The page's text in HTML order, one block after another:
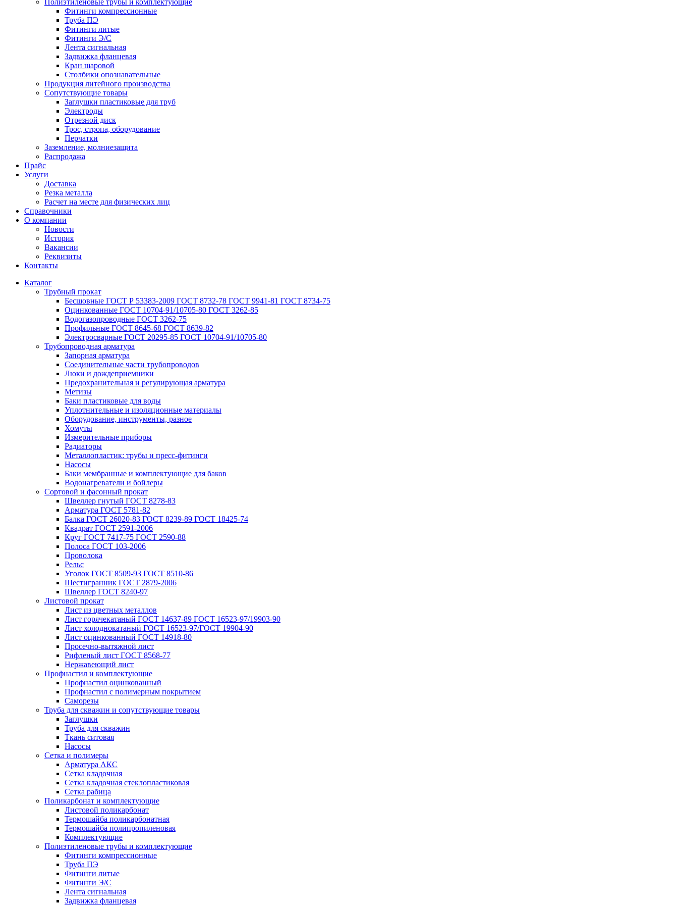
Полиэтиленовые трубы и комплектующие
Фитинги компрессионные
Труба ПЭ
Фитинги литые
Фитинги Э/С
Лента сигнальная
Задвижка фланцевая
Кран шаровой
Столбики опознавательные
Продукция литейного производства
Сопутствующие товары
Заглушки пластиковые для труб
Электроды
Отрезной диск
Трос, стропа, оборудование
Перчатки
Заземление, молниезащита
Распродажа
Прайс
Услуги
Доставка
Резка металла
Расчет на месте для физических лиц
Справочники
О компании
Новости
История
Вакансии
Реквизиты
Контакты
Каталог
Трубный прокат
Беcшовные ГОСТ Р 53383-2009 ГОСТ 8732-78 ГОСТ 9941-81 ГОСТ 8734-75
Оцинкованные ГОСТ 10704-91/10705-80 ГОСТ 3262-85
Водогазопроводные ГОСТ 3262-75
Профильные ГОСТ 8645-68 ГОСТ 8639-82
Электросварные ГОСТ 20295-85 ГОСТ 10704-91/10705-80
Трубопроводная арматура
Запорная арматура
Соединительные части трубопроводов
Люки и дождеприемники
Предохранительная и регулирующая арматура
Метизы
Баки пластиковые для воды
Уплотнительные и изоляционные материалы
Оборудование, инструменты, разное
Хомуты
Измерительные приборы
Радиаторы
Металлопластик: трубы и пресс-фитинги
Насосы
Баки мембранные и комплектующие для баков
Водонагреватели и бойлеры
Сортовой и фасонный прокат
Швеллер гнутый ГОСТ 8278-83
Арматура ГОСТ 5781-82
Балка ГОСТ 26020-83 ГОСТ 8239-89 ГОСТ 18425-74
Квадрат ГОСТ 2591-2006
Круг ГОСТ 7417-75 ГОСТ 2590-88
Полоса ГОСТ 103-2006
Проволока
Рельс
Уголок ГОСТ 8509-93 ГОСТ 8510-86
Шестигранник ГОСТ 2879-2006
Швеллер ГОСТ 8240-97
Листовой прокат
Лист из цветных металлов
Лист горячекатаный ГОСТ 14637-89 ГОСТ 16523-97/19903-90
Лист холоднокатаный ГОСТ 16523-97/ГОСТ 19904-90
Лист оцинкованный ГОСТ 14918-80
Просечно-вытяжной лист
Рифленый лист ГОСТ 8568-77
Нержавеющий лист
Профнастил и комплектующие
Профнастил оцинкованный
Профнастил с полимерным покрытием
Саморезы
Труба для скважин и сопутствующие товары
Заглушки
Труба для скважин
Ткань ситовая
Насосы
Сетка и полимеры
Арматура АКС
Сетка кладочная
Сетка кладочная стеклопластиковая
Сетка рабица
Поликарбонат и комплектующие
Листовой поликарбонат
Термошайба поликарбонатная
Термошайба полипропиленовая
Комплектующие
Полиэтиленовые трубы и комплектующие
Фитинги компрессионные
Труба ПЭ
Фитинги литые
Фитинги Э/С
Лента сигнальная
Задвижка фланцевая